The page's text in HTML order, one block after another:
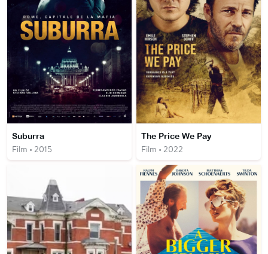
Suburra
Film • 2015
The Price We Pay
Film • 2022